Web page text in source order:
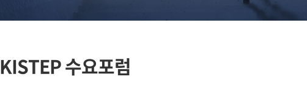
KISTEP 수요포럼